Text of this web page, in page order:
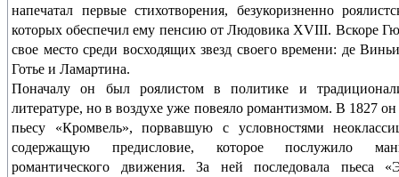
напечатал первые стихотворения, безукоризненно
которых обеспечил ему пенсию от Людовика XVIII. Вскоре
свое место среди восходящих звезд своего времени: де
Готье и Ламартина.
Поначалу он был роялистом в политике и
литературе, но в воздухе уже повеяло романтизмом. В 1827
пьесу «Кромвель», порвавшую с условностями
содержащую предисловие, которое послужило
романтического движения. За ней последовала пьеса